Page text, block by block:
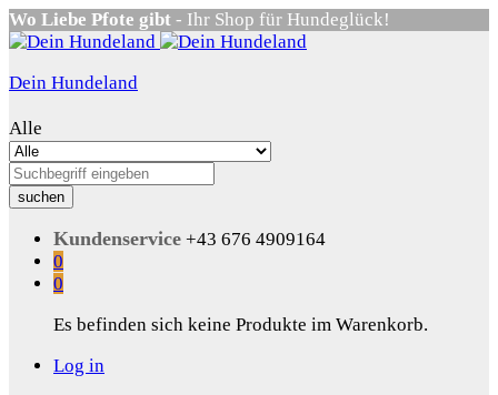
Wo Liebe Pfote gibt - Ihr Shop für Hundeglück!
Dein Hundeland
Alle
suchen
Kundenservice +43 676 4909164
0
0
Es befinden sich keine Produkte im Warenkorb.
Log in